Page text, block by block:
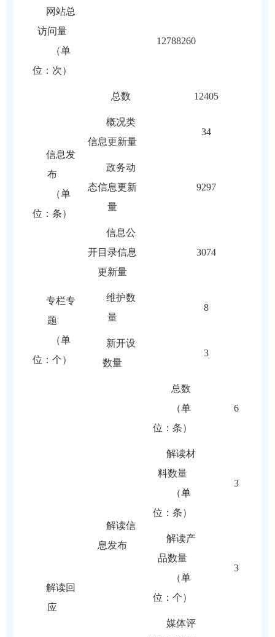
网站总
访问量
（单
位：次）
12788260
信息发
布
（单
位：条）
总数 12405
概况类
信息更新量
34
政务动
态信息更新
量
9297
信息公
开目录信息
更新量
3074
专栏专
题
（单
位：个）
维护数
量
8
新开设
数量
3
解读回
应
解读信
息发布
总数
（单
位：条）
6
解读材
料数量
（单
位：条）
3
解读产
品数量
（单
位：个）
3
媒体评